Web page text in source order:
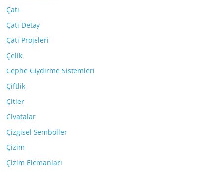
Çatı
Çatı Detay
Çatı Projeleri
Çelik
Cephe Giydirme Sistemleri
Çiftlik
Çitler
Civatalar
Çizgisel Semboller
Çizim
Çizim Elemanları